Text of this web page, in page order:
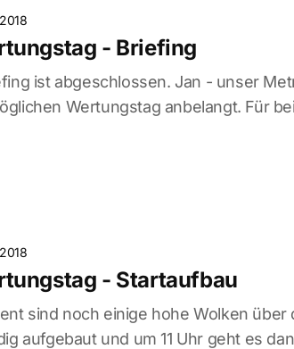
- Briefing
ist abgeschlossen. Jan - unser
Wertungstag anbelangt. Für
- Startaufbau
sind noch einige hohe Wolken
aufgebaut und um 11 Uhr geht es